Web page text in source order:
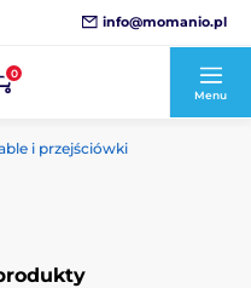
info@momanio.pl
0
Menu
i przejściówki